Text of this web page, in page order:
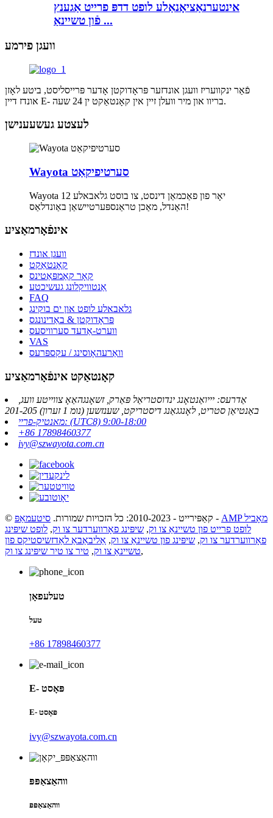
אינטערנאַציאָנאַלע לופט דדפּ פרייט אַגענץ
פֿון טשיינאַ ...
וועגן פירמע
פֿאַר ינקוועריז וועגן אונדזער פּראָדוקטן אָדער פּרייסליסט, ביטע לאָזן
אונדז דיין E- בריוו און מיר וועלן זיין אין קאָנטאַקט ין 24 שעה.
לעצטע געשעענישן
Wayota סערטיפיקאַט
Wayota 12 יאָר פון פאַכמאַן דינסט, צו בוסט גלאבאלע
האַנדל, מאַכן טראַנספּערטיישאַן באַונדלאַס!
אינפֿאָרמאַציע
וועגן אונדז
קאָנטאַקט
קאָר קאַמפּאַטינס
אַנטוויקלונג געשיכטע
FAQ
גלאבאלע לופט און ים בוקינג
פּראָדוקטן & באַדינונגס
ווערט-אַדעד סערוויסעס
VAS
וואַרעהאָוסינג / עקספּרעס
קאָנטאַקט אינפֿאָרמאַציע
אַדרעס: יייואַנטאָנג ינדוסטריאַל פּאַרק, זשאָנגהאַאָ צווייטע וועג,
באַנטיאַן סטריט, לאָנגגאַנג דיסטריקט, שענזשען (נומ 1 זערון) 201-205
מאנטיק-פריי: (UTC8) 9:00-18:00
+86 17898460377
ivy@szwayota.com.cn
© קאַפּירייט - 2010-2023: כל הזכויות שמורות. סיטעמאַפּ -
AMP מאָביל
לופט פרייט פון טשיינאַ צו וק, שיפּינג פאָרווערדער צו וק, לופט שיפּינג
פאָרווערדער צו וק, שיפּינג פון טשיינאַ צו וק, אַליבאַבאַ לאַדזשיסטיקס פון
טשיינאַ צו וק, טיר צו טיר שיפּינג צו וק ,
טעלעפאָן
טעל
+86 17898460377
E- פּאָסט
E- פּאָסט
ivy@szwayota.com.cn
ווהאַצאַפּפּ
ווהאַצאַפּפּ